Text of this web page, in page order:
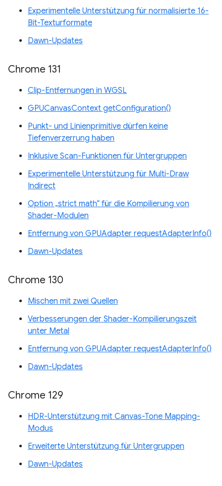
Experimentelle Unterstützung für normalisierte 16-
Bit-Texturformate
Dawn-Updates
Chrome 131
Clip-Entfernungen in WGSL
GPUCanvasContext getConfiguration()
Punkt- und Linienprimitive dürfen keine
Tiefenverzerrung haben
Inklusive Scan-Funktionen für Untergruppen
Experimentelle Unterstützung für Multi-Draw
Indirect
Option „strict math“ für die Kompilierung von
Shader-Modulen
Entfernung von GPUAdapter requestAdapterInfo()
Dawn-Updates
Chrome 130
Mischen mit zwei Quellen
Verbesserungen der Shader-Kompilierungszeit
unter Metal
Entfernung von GPUAdapter requestAdapterInfo()
Dawn-Updates
Chrome 129
HDR-Unterstützung mit Canvas-Tone Mapping-
Modus
Erweiterte Unterstützung für Untergruppen
Dawn-Updates